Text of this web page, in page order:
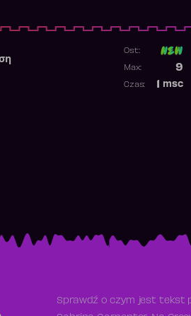
Ost:
9
Max:
msc
Czas:
Sprawdź o czym jest tekst